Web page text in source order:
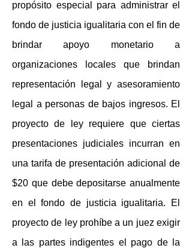
propósito especial para administrar el
fondo de justicia igualitaria con el fin de
brindar apoyo monetario a
organizaciones locales que brindan
representación legal y asesoramiento
legal a personas de bajos ingresos. El
proyecto de ley requiere que ciertas
presentaciones judiciales incurran en
una tarifa de presentación adicional de
$20 que debe depositarse anualmente
en el fondo de justicia igualitaria. El
proyecto de ley prohíbe a un juez exigir
a las partes indigentes el pago de la